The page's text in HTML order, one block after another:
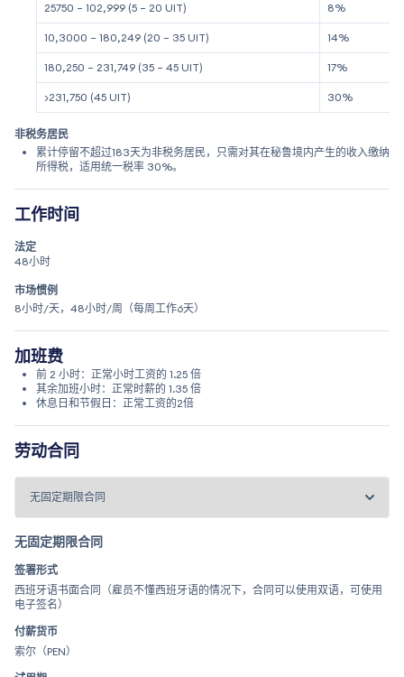
25750 – 102,999 (5 – 20 UIT) 8%
10,3000 – 180,249 (20 – 35 UIT) 14%
180,250 – 231,749 (35 – 45 UIT) 17%
>231,750 (45 UIT) 30%
非税务居民
累计停留不超过183天为非税务居民，只需对其在秘鲁境内产生的收入缴纳
所得税，适用统一税率 30%。
工作时间
法定
48小时
市场惯例
8小时/天，48小时/周（每周工作6天）
加班费
前 2 小时：正常小时工资的 1.25 倍
其余加班小时：正常时薪的 1.35 倍
休息日和节假日：正常工资的2倍
劳动合同
无固定期限合同
签署形式
西班牙语书面合同（雇员不懂西班牙语的情况下，合同可以使用双语，可使用
电子签名）
付薪货币
索尔（PEN）